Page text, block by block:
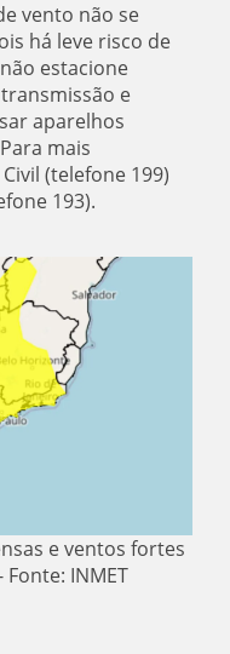
vento não se
há leve risco de
estacione
e
aparelhos
mais
(telefone 199)
193).
e ventos fortes
Fonte: INMET